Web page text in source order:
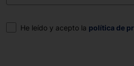
Consentimiento
He leído y acepto la política de